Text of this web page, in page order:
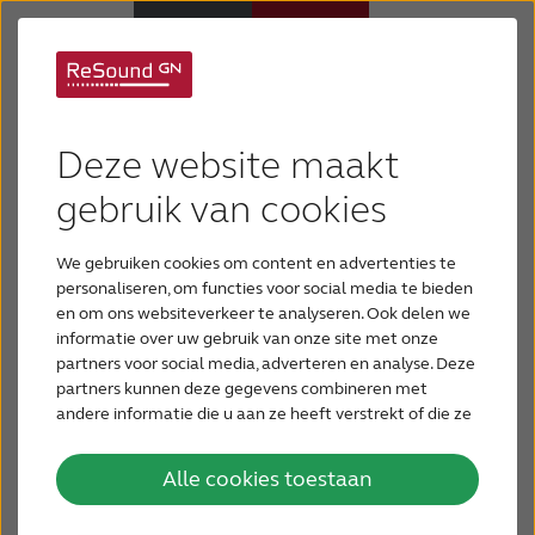
Deze website maakt
gebruik van cookies
We gebruiken cookies om content en advertenties te
personaliseren, om functies voor social media te bieden
en om ons websiteverkeer te analyseren. Ook delen we
informatie over uw gebruik van onze site met onze
partners voor social media, adverteren en analyse. Deze
partners kunnen deze gegevens combineren met
andere informatie die u aan ze heeft verstrekt of die ze
services.
Alle cookies toestaan
Hulp en ondersteuning
Over ReSound
Gehoorverlies
BLOG
VOOR PROFESSIONALS
De hele dag direct en
moeiteloos streamen
met Android™
Naar ReSound LiNXQuattro™
Bluetooth®-hoortoestellen naar Android-
telefoons.
Hoe is het mogelijk?